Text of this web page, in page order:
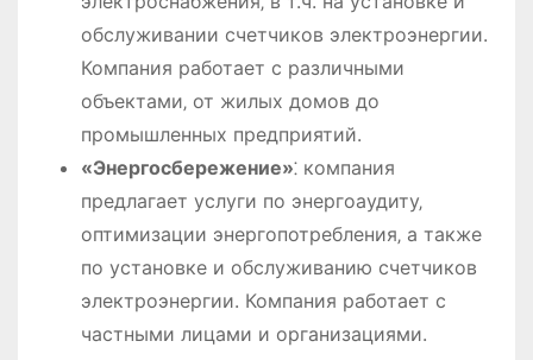
обслуживании счетчиков электроэнергии.
Компания работает с различными
объектами‚ от жилых домов до
промышленных предприятий.
«Энергосбережение»⁚ компания
предлагает услуги по энергоаудиту‚
оптимизации энергопотребления‚ а также
по установке и обслуживанию счетчиков
электроэнергии. Компания работает с
частными лицами и организациями.